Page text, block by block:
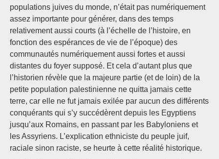
populations juives du monde, n’était pas numériquement
assez importante pour générer, dans des temps
relativement aussi courts (à l’échelle de l’histoire, en
fonction des espérances de vie de l’époque) des
communautés numériquement aussi fortes et aussi
distantes du foyer supposé. Et cela d’autant plus que
l’historien révèle que la majeure partie (et de loin) de la
petite population palestinienne ne quitta jamais cette
terre, car elle ne fut jamais exilée par aucun des différents
conquérants qui s’y succédèrent depuis les Egyptiens
jusqu’aux Romains, en passant par les Babyloniens et
les Assyriens. L’explication ethniciste du peuple juif,
raciale sinon raciste, se heurte à cette réalité historique.